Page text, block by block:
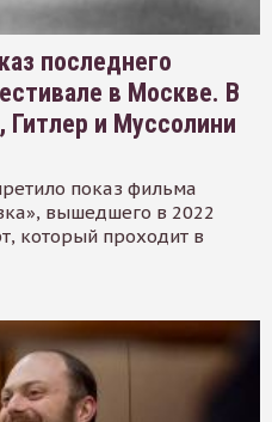
последнего
в Москве. В
и Муссолини
показ фильма
вышедшего в 2022
который проходит в